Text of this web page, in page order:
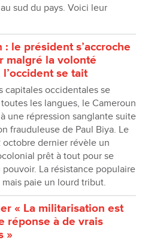
sud du pays. Voici leur
: le président s’accroche
malgré la volonté
se tait
capitales occidentales se
les langues, le Cameroun
une répression sanglante suite
frauduleuse de Paul Biya. Le
octobre dernier révèle un
prêt à tout pour se
La résistance populaire
paie un lourd tribut.
« La militarisation est
réponse à de vrais
»